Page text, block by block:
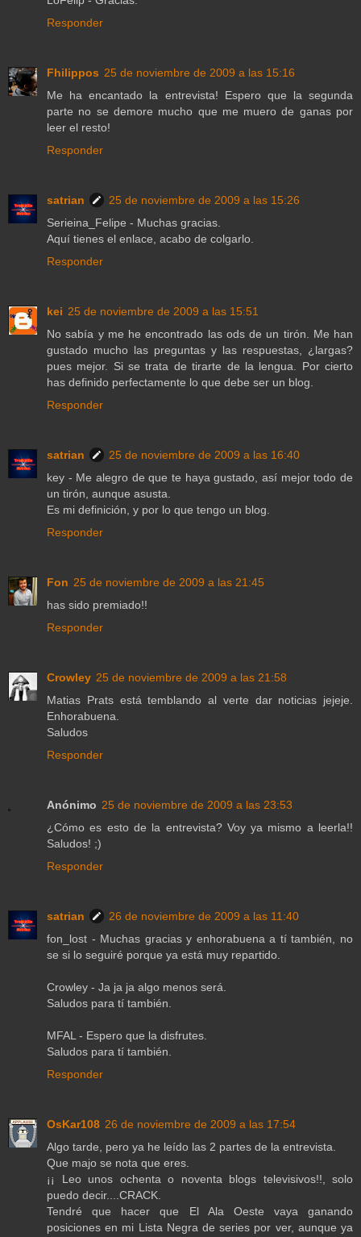
Responder
Fhilippos 25 de noviembre de 2009 a las 15:16
Me ha encantado la entrevista! Espero que la segunda
parte no se demore mucho que me muero de ganas por
leer el resto!
Responder
satrian
25 de noviembre de 2009 a las 15:26
Serieina_Felipe - Muchas gracias.
Aquí tienes el enlace, acabo de colgarlo.
Responder
kei 25 de noviembre de 2009 a las 15:51
No sabía y me he encontrado las ods de un tirón. Me han
gustado mucho las preguntas y las respuestas, ¿largas?
pues mejor. Si se trata de tirarte de la lengua. Por cierto
has definido perfectamente lo que debe ser un blog.
Responder
satrian
25 de noviembre de 2009 a las 16:40
key - Me alegro de que te haya gustado, así mejor todo de
un tirón, aunque asusta.
Es mi definición, y por lo que tengo un blog.
Responder
Fon 25 de noviembre de 2009 a las 21:45
has sido premiado!!
Responder
Crowley 25 de noviembre de 2009 a las 21:58
Matias Prats está temblando al verte dar noticias jejeje.
Enhorabuena.
Saludos
Responder
Anónimo 25 de noviembre de 2009 a las 23:53
¿Cómo es esto de la entrevista? Voy ya mismo a leerla!!
Saludos! ;)
Responder
satrian
26 de noviembre de 2009 a las 11:40
fon_lost - Muchas gracias y enhorabuena a tí también, no
se si lo seguiré porque ya está muy repartido.
Crowley - Ja ja ja algo menos será.
Saludos para tí también.
MFAL - Espero que la disfrutes.
Saludos para tí también.
Responder
OsKar108 26 de noviembre de 2009 a las 17:54
Algo tarde, pero ya he leído las 2 partes de la entrevista.
Que majo se nota que eres.
¡¡ Leo unos ochenta o noventa blogs televisivos!!, solo
puedo decir....CRACK.
Tendré que hacer que El Ala Oeste vaya ganando
posiciones en mi Lista Negra de series por ver, aunque ya